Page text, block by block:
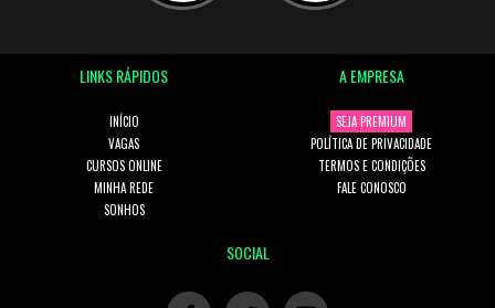
LINKS RÁPIDOS
INÍCIO
VAGAS
CURSOS ONLINE
MINHA REDE
SONHOS
A EMPRESA
SEJA PREMIUM
POLÍTICA DE PRIVACIDADE
TERMOS E CONDIÇÕES
FALE CONOSCO
SOCIAL